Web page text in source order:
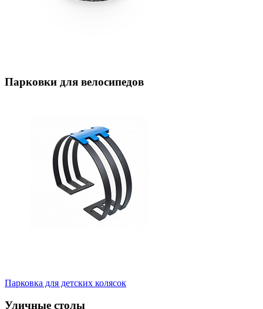
Парковки для велосипедов
Парковка для детских колясок
Уличные столы